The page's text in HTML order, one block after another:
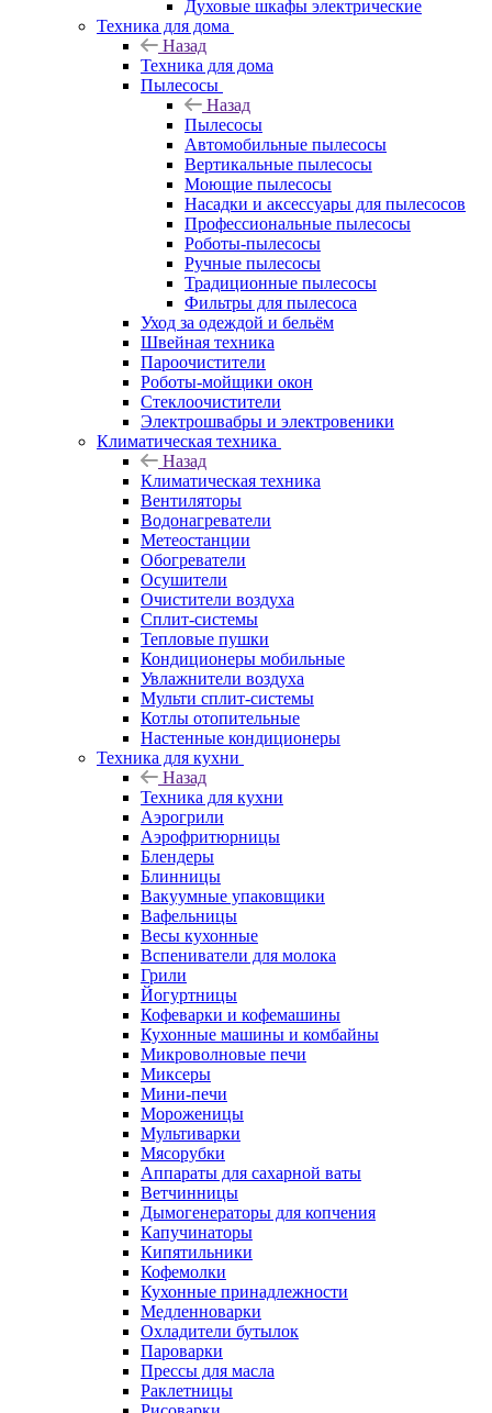
Духовые шкафы электрические
Техника для дома
Назад
Техника для дома
Пылесосы
Назад
Пылесосы
Автомобильные пылесосы
Вертикальные пылесосы
Моющие пылесосы
Насадки и аксессуары для пылесосов
Профессиональные пылесосы
Роботы-пылесосы
Ручные пылесосы
Традиционные пылесосы
Фильтры для пылесоса
Уход за одеждой и бельём
Швейная техника
Пароочистители
Роботы-мойщики окон
Стеклоочистители
Электрошвабры и электровеники
Климатическая техника
Назад
Климатическая техника
Вентиляторы
Водонагреватели
Метеостанции
Обогреватели
Осушители
Очистители воздуха
Сплит-системы
Тепловые пушки
Кондиционеры мобильные
Увлажнители воздуха
Мульти сплит-системы
Котлы отопительные
Настенные кондиционеры
Техника для кухни
Назад
Техника для кухни
Аэрогрили
Аэрофритюрницы
Блендеры
Блинницы
Вакуумные упаковщики
Вафельницы
Весы кухонные
Вспениватели для молока
Грили
Йогуртницы
Кофеварки и кофемашины
Кухонные машины и комбайны
Микроволновые печи
Миксеры
Мини-печи
Мороженицы
Мультиварки
Мясорубки
Аппараты для сахарной ваты
Ветчинницы
Дымогенераторы для копчения
Капучинаторы
Кипятильники
Кофемолки
Кухонные принадлежности
Медленноварки
Охладители бутылок
Пароварки
Прессы для масла
Раклетницы